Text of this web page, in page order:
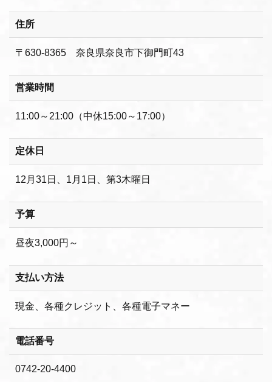
住所
〒630-8365 奈良県奈良市下御門町43
営業時間
11:00～21:00（中休15:00～17:00）
定休日
12月31日、1月1日、第3木曜日
予算
昼夜3,000円～
支払い方法
現金、各種クレジット、各種電子マネー
電話番号
0742-20-4400